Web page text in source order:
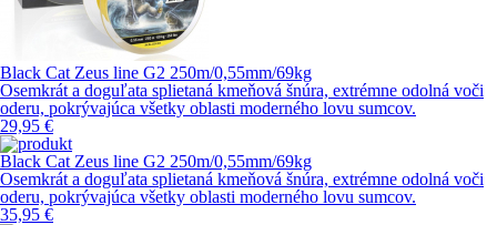
Black Cat Zeus line G2 250m/0,55mm/69kg
Osemkrát a doguľata splietaná kmeňová šnúra, extrémne odolná voči
oderu, pokrývajúca všetky oblasti moderného lovu sumcov.
29,95 €
Black Cat Zeus line G2 250m/0,55mm/69kg
Osemkrát a doguľata splietaná kmeňová šnúra, extrémne odolná voči
oderu, pokrývajúca všetky oblasti moderného lovu sumcov.
35,95 €